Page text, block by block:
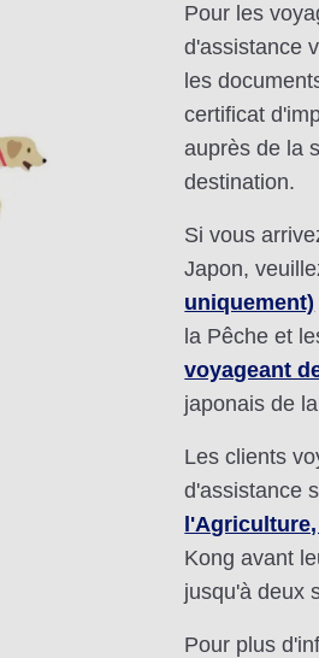
Pour les
d'assistance
les
certificat
auprès de la
destination.
Si vous
Japon,
uniquement)
la Pêche et
voyageant
japonais de
Les clients
d'assistance
Kong avant
jusqu'à deux
Pour plus